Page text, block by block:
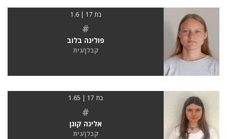
בת 17 | 1.6
#
פולינה בלוב
קבלן/נית
בת 17 | 1.65
#
אלינה קוגן
קבלן/נית